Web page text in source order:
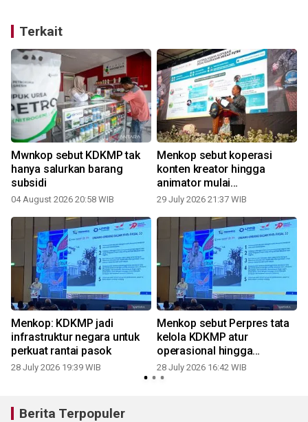
Terkait
Mwnkop sebut KDKMP tak
hanya salurkan barang
subsidi
04 August 2026 20:58 WIB
Menkop sebut koperasi
konten kreator hingga
animator mulai
bermunculan
29 July 2026 21:37 WIB
Menkop: KDKMP jadi
infrastruktur negara untuk
perkuat rantai pasok
28 July 2026 19:39 WIB
Menkop sebut Perpres tata
kelola KDKMP atur
operasional hingga
pembiayaan
28 July 2026 16:42 WIB
Berita Terpopuler